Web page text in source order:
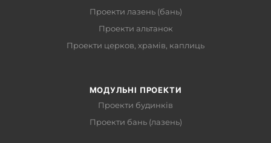
Проекти лазень (бань)
Проекти альтанок
Проекти церков, храмів, каплиць
МОДУЛЬНІ ПРОЕКТИ
Проекти будинків
Проекти бань (лазень)